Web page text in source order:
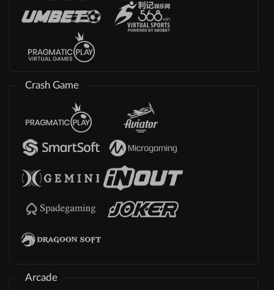
Crash Game
Arcade